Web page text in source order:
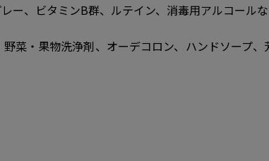
ー、ビタミンB群、ルテイン、消毒用アルコール
菜・果物洗浄剤、オーデコロン、ハンドソープ